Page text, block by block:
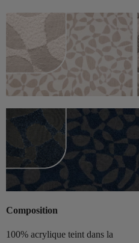
Composition
100% acrylique teint dans la